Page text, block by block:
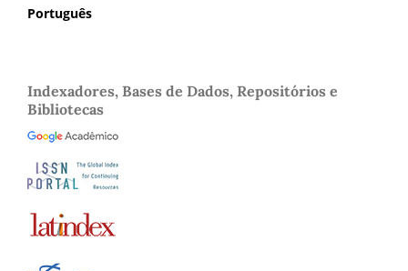
Português
Indexadores, Bases de Dados, Repositórios e
Bibliotecas